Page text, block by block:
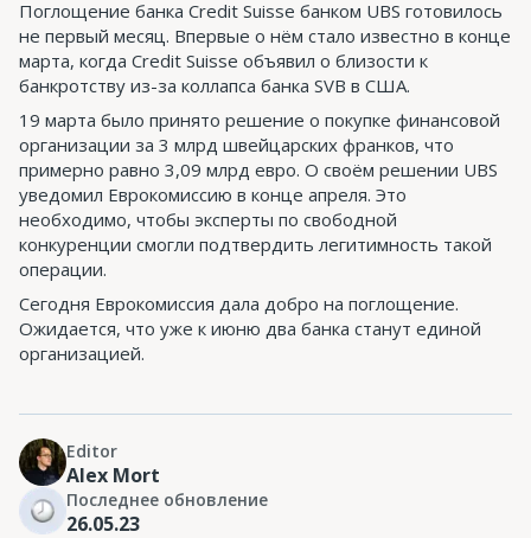
Поглощение банка Credit Suisse банком UBS готовилось
не первый месяц. Впервые о нём стало известно в конце
марта, когда Credit Suisse объявил о близости к
банкротству из-за коллапса банка SVB в США.
19 марта было принято решение о покупке финансовой
организации за 3 млрд швейцарских франков, что
примерно равно 3,09 млрд евро. О своём решении UBS
уведомил Еврокомиссию в конце апреля. Это
необходимо, чтобы эксперты по свободной
конкуренции смогли подтвердить легитимность такой
операции.
Сегодня Еврокомиссия дала добро на поглощение.
Ожидается, что уже к июню два банка станут единой
организацией.
Editor
Alex Mort
Последнее обновление
26.05.23